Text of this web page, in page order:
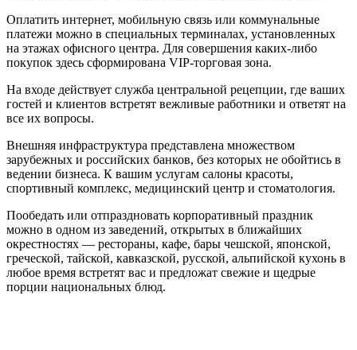
Оплатить интернет, мобильную связь или коммунальные
платежи можно в специальных терминалах, установленных
на этажах офисного центра. Для совершения каких-либо
покупок здесь сформирована VIP-торговая зона.
На входе действует служба центральной рецепции, где ваших
гостей и клиентов встретят вежливые работники и ответят на
все их вопросы.
Внешняя инфраструктура представлена множеством
зарубежных и российских банков, без которых не обойтись в
ведении бизнеса. К вашим услугам салоны красоты,
спортивный комплекс, медицинский центр и стоматология.
Пообедать или отпраздновать корпоративный праздник
можно в одном из заведений, открытых в ближайших
окрестностях — рестораны, кафе, бары чешской, японской,
греческой, тайской, кавказской, русской, альпийской кухонь в
любое время встретят вас и предложат свежие и щедрые
порции национальных блюд.